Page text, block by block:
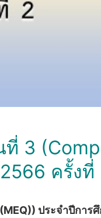
3
ครั้งที่
ประจำปีการ